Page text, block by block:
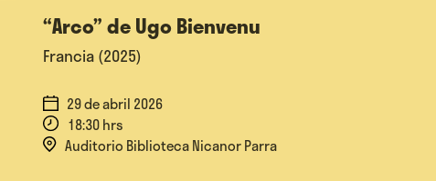
“Arco” de Ugo Bienvenu
Francia (2025)
29 de abril 2026
18:30 hrs
Auditorio Biblioteca Nicanor Parra